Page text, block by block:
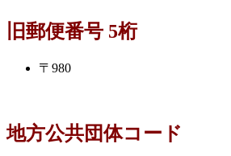
旧郵便番号 5桁
〒980
地方公共団体コード